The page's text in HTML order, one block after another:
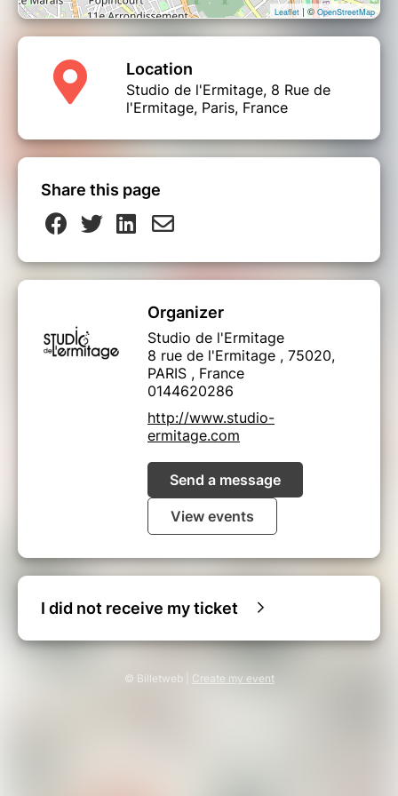
Leaflet | © OpenStreetMap
Location
Studio de l'Ermitage, 8 Rue de
l'Ermitage, Paris, France
Share this page
Organizer
Studio de l'Ermitage
8 rue de l'Ermitage , 75020,
PARIS , France
0144620286
http://www.studio-
ermitage.com
Send a message
View events
I did not receive my ticket
© Billetweb | Create my event